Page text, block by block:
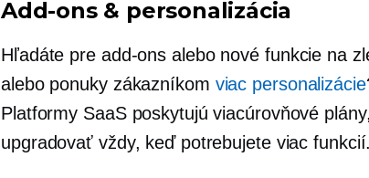
Add-ons& personalizácia
Hľadáte pre add-ons alebo nové funkcie na
alebo ponuky zákazníkom viac personalizácie
Platformy SaaS poskytujú viacúrovňové
upgradovať vždy, keď potrebujete viac funkcií.